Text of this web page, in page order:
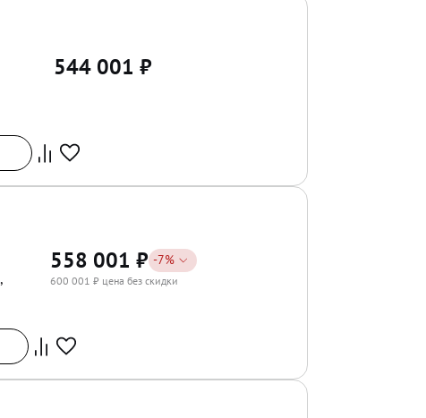
544 001 ₽
,
558 001 ₽ -7%
600 001 ₽ цена без скидки